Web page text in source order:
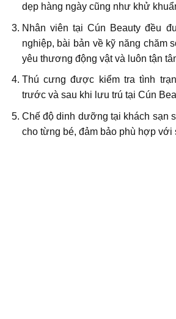
dẹp hàng ngày cũng như khử
Nhân viên tại Cún Beauty đều
nghiệp, bài bản về kỹ năng chăm
yêu thương động vật và luôn tận
Thú cưng được kiểm tra tình
trước và sau khi lưu trú tại Cún
Chế độ dinh dưỡng tại khách sạn
cho từng bé, đảm bảo phù hợp với